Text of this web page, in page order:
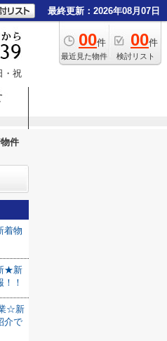
最終更新：2026年08月07日
00件
最近見た物件
00件
検討リスト
・祝
件
物
★新
！
☆新
介で